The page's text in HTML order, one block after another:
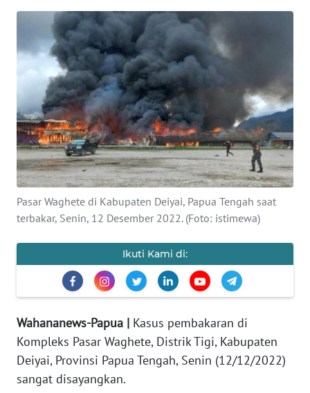
Pasar Waghete di Kabupaten Deiyai, Papua Tengah saat
terbakar, Senin, 12 Desember 2022. (Foto: istimewa)
Ikuti Kami di:
Wahananews-Papua | Kasus pembakaran di
Kompleks Pasar Waghete, Distrik Tigi, Kabupaten
Deiyai, Provinsi Papua Tengah, Senin (12/12/2022)
sangat disayangkan.
HUKRIM
OPINI
PERISTIWA
Informasi
INDEKS
BERITA
KONTAK
KAMI
IKLAN
KAMI
PEDOMAN
MEDIA
SIBER